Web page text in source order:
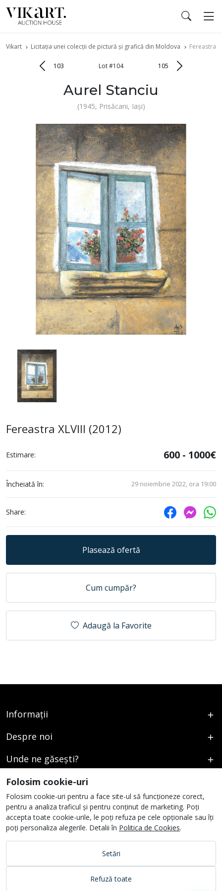
Vikart Licitația unei colecții de pictură și grafică din Moldova Fereastra
103 Lot #104 105
Aurel Stanciu
(1945, Prisăcani, Iași)
Fereastra XLVIII (2012)
Estimare: 600 - 1000€
Încheiată în: 29 noiembrie 2022, ora 19:00
Share:
Plasează ofertă
Cum cumpăr?
Adaugă la Favorite
Informații
Despre noi
Unde ne găsești?
Urmați-ne
Folosim cookie-uri
Folosim cookie-uri pentru a face site-ul să funcționeze corect,
pentru a analiza traficul și pentru conținut de marketing. Poți
accepta toate cookie-urile, le poți refuza pe cele opționale sau îți
poți personaliza alegerile. Detalii în Politica de Cookies.
Setări
Refuză toate